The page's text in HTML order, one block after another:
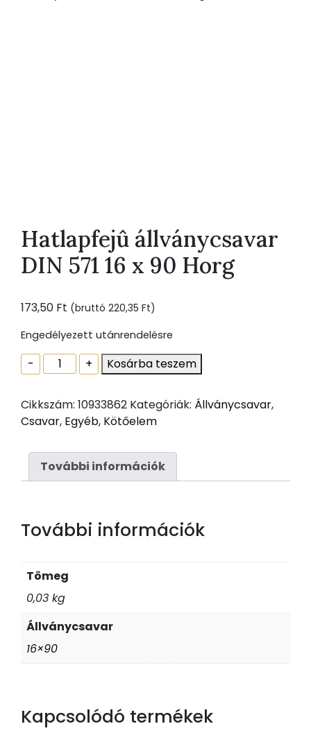
Hatlapfejû állványcsavar
DIN 571 16 x 90 Horg
173,50 Ft (bruttó 220,35 Ft)
Engedélyezett utánrendelésre
-
Hatlapfejû
állványcsavar
571
16
90
Horg
+ Kosárba teszem
Cikkszám: 10933862 Kategóriák: Állványcsavar,
Csavar, Egyéb, Kötőelem
További információk
További információk
Tömeg
0,03 kg
Állványcsavar
16×90
Kapcsolódó termékek